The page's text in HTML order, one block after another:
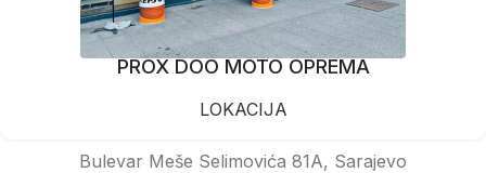
PROX DOO MOTO OPREMA
LOKACIJA
Bulevar Meše Selimovića 81A, Sarajevo